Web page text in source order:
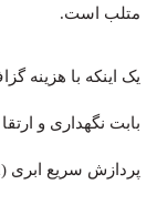
متلب است.
یک اینکه با هزینه
بابت نگهداری و